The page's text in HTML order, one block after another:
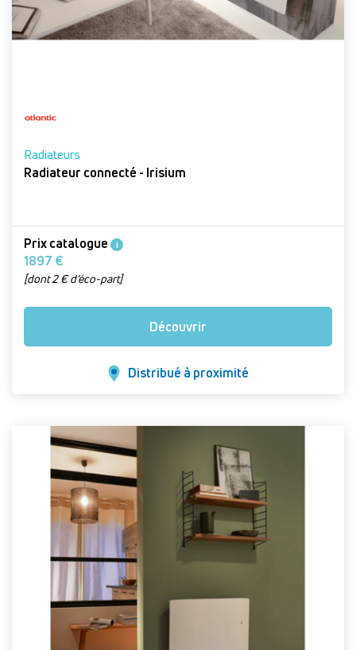
Radiateurs
Radiateur connecté - Irisium
Prix catalogue i
1897 €
[dont 2 € d’éco-part]
Découvrir
Distribué à proximité